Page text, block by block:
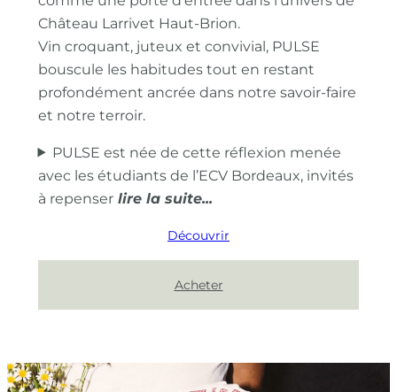
Château Larrivet Haut-Brion.
Vin croquant, juteux et convivial, PULSE
bouscule les habitudes tout en restant
profondément ancrée dans notre savoir-faire
et notre terroir.
PULSE est née de cette réflexion menée
avec les étudiants de l’ECV Bordeaux, invités
à repenser
Découvrir
Acheter